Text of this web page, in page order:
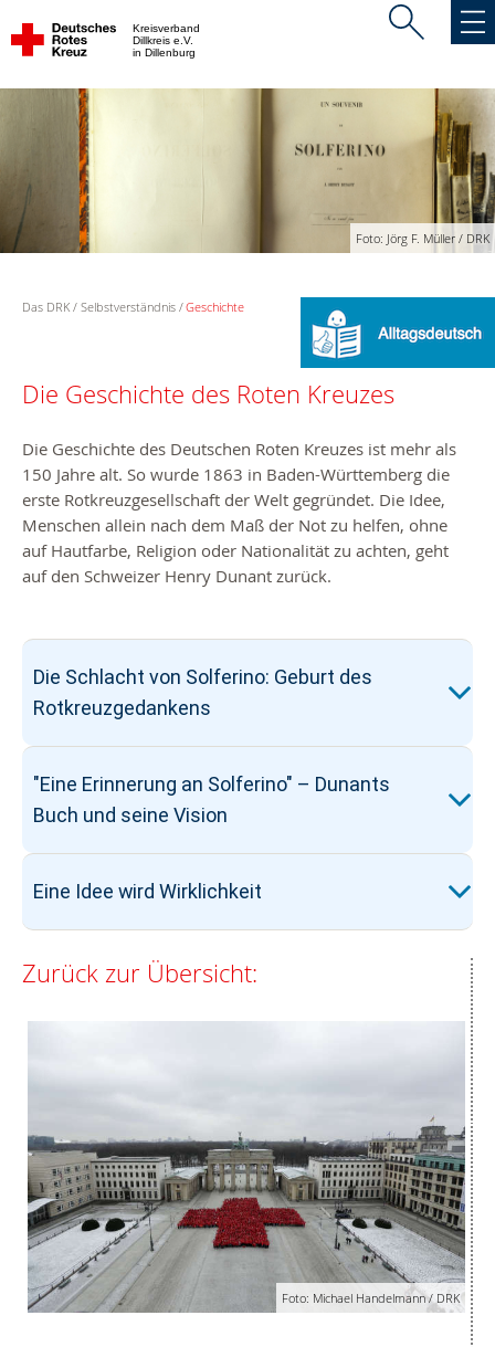
Kreisverband
Dillkreis e.V.
in Dillenburg
Foto: Jörg F. Müller / DRK
Das DRK Selbstverständnis Geschichte
Die Geschichte des Roten Kreuzes
Die Geschichte des Deutschen Roten Kreuzes ist mehr als
150 Jahre alt. So wurde 1863 in Baden-Württemberg die
erste Rotkreuzgesellschaft der Welt gegründet. Die Idee,
Menschen allein nach dem Maß der Not zu helfen, ohne
auf Hautfarbe, Religion oder Nationalität zu achten, geht
auf den Schweizer Henry Dunant zurück.
Die Schlacht von Solferino: Geburt des
Rotkreuzgedankens
"Eine Erinnerung an Solferino" – Dunants
Buch und seine Vision
Eine Idee wird Wirklichkeit
Zurück zur Übersicht:
Foto: Michael Handelmann / DRK